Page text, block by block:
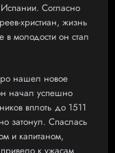
Согласно
христиан, жизнь
в молодости он стал
нашел новое
начал успешно
вплоть до 1511
затонул. Спаслась
и капитаном,